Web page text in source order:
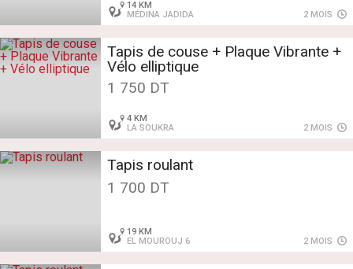
14 KM
MÉDINA JADIDA
2 MOIS
Tapis de couse + Plaque Vibrante +
Vélo elliptique
1 750 DT
4 KM
LA SOUKRA
2 MOIS
Tapis roulant
1 700 DT
19 KM
EL MOUROUJ 6
2 MOIS